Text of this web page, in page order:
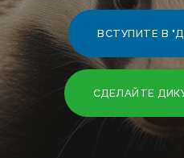
ВСТУПИТЕ В
СДЕЛАЙТЕ